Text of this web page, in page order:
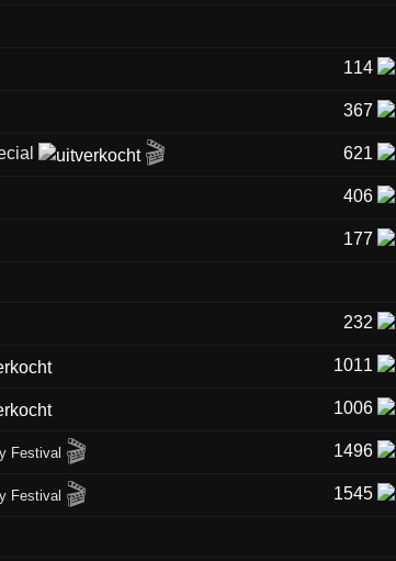
114
367
🎬 621
406
177
232
1011
1006
Festival 🎬 1496
Festival 🎬 1545